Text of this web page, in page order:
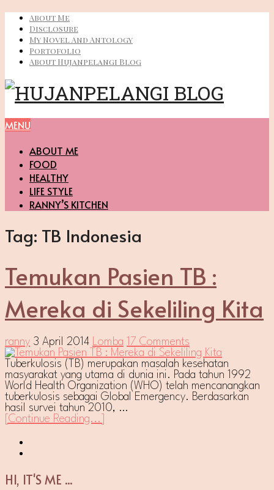
About Me
Disclosure
My Novel And Antology
Portofolio
About Hujanpelangi Blog
MENU
ABOUT ME
FOOD
HEALTHY
LIFE STYLE
RANNY’S KITCHEN
Tag: TB Indonesia
Temukan Pasien TB :
Mereka di Sekeliling Kita
ranny 3 April 2014 Lomba
17 Comments
Tuberkulosis (TB) merupakan masalah kesehatan
masyarakat yang utama di dunia ini. Pada tahun 1992
World Health Organization (WHO) telah mencanangkan
tuberkulosis sebagai Global Emergency. Berdasarkan
hasil survei tahun 2010, …
[Continue Reading...]
HI, IT'S ME ...